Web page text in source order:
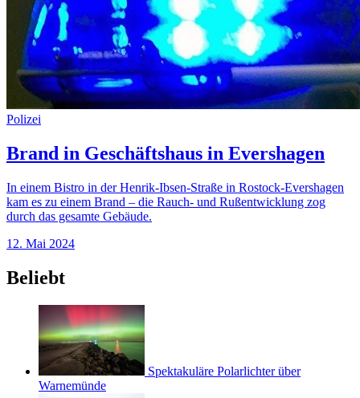
Polizei
Brand in Geschäftshaus in Evershagen
In einem Bistro in der Henrik-Ibsen-Straße in Rostock-Evershagen
kam es zu einem Brand – die Rauch- und Rußentwicklung zog
durch das gesamte Gebäude.
12. Mai 2024
Beliebt
Spektakuläre Polarlichter über
Warnemünde